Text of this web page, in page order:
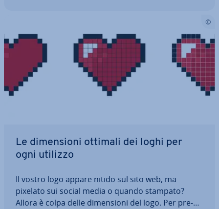
Le di­men­sio­ni ottimali dei loghi per
ogni utilizzo
Il vostro logo appare nitido sul sito web, ma
pixelato sui social media o quando stampato?
Allora è colpa delle di­men­sio­ni del logo. Per pre­